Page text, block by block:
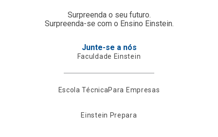
Surpreenda o seu futuro.
Surpreenda-se com o Ensino Einstein.
Junte-se a nós
Faculdade Einstein
Escola TécnicaPara Empresas
Einstein Prepara